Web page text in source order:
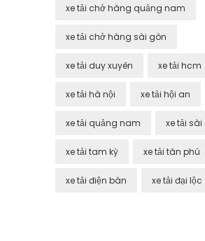
xe tải chở hàng quảng nam
xe tải chở hàng sài gòn
xe tải duy xuyên xe tải hcm
xe tải hà nội xe tải hội an
xe tải quảng nam xe tải sài
xe tải tam kỳ xe tải tân phú
xe tải điện bàn xe tải đại lộc